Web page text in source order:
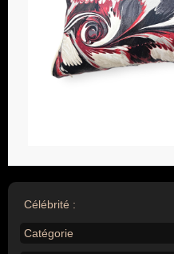
Célébrité :
Catégorie